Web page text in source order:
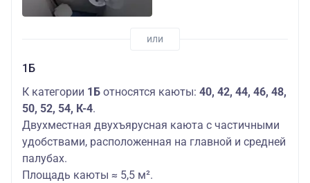
1Б
К категории 1Б относятся каюты: 40, 42, 44, 46, 48,
50, 52, 54, К-4.
Двухместная двухъярусная каюта с частичными
удобствами, расположенная на главной и средней
палубах.
Площадь каюты ≈ 5,5 м².